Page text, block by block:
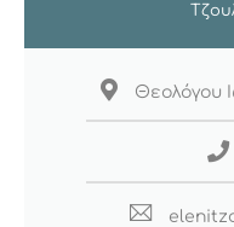
Θεολόγου